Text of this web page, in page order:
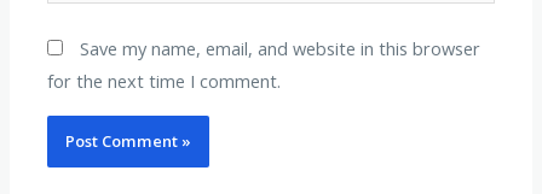
Save my name, email, and website in this browser
for the next time I comment.